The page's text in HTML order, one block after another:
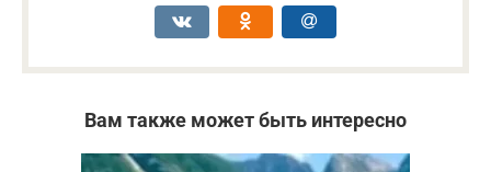
Вам также может быть интересно